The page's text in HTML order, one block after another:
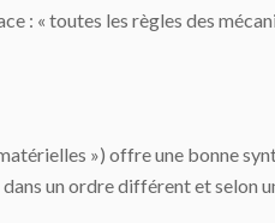
: « toutes les règles des
») offre une bonne
un ordre diffé­rent et